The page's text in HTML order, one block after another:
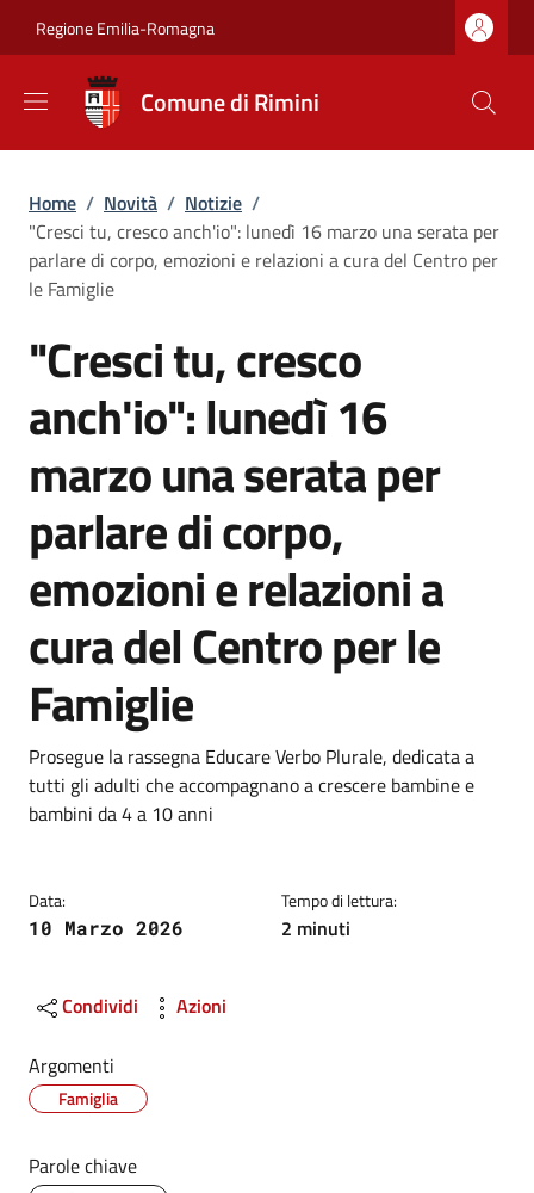
Regione Emilia-Romagna
Comune di Rimini
Briciole di pane
Home / Novità / Notizie /
"Cresci tu, cresco anch'io": lunedì 16 marzo una serata per
parlare di corpo, emozioni e relazioni a cura del Centro per
le Famiglie
"Cresci tu, cresco
anch'io": lunedì 16
marzo una serata per
parlare di corpo,
emozioni e relazioni a
cura del Centro per le
Famiglie
Dettagli
Descrizione breve
Prosegue la rassegna Educare Verbo Plurale, dedicata a
tutti gli adulti che accompagnano a crescere bambine e
bambini da 4 a 10 anni
Data:
10 Marzo 2026
Tempo di lettura:
2 minuti
Condividi Azioni
Argomenti
Famiglia
Parole chiave